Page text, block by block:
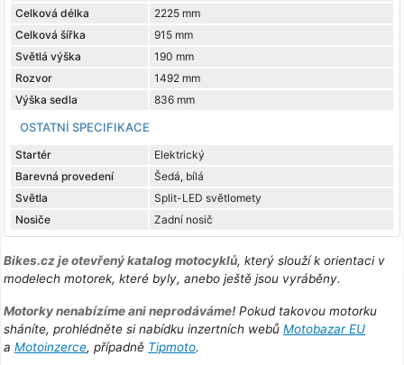
Celková délka
2225 mm
Celková šířka
915 mm
Světlá výška
190 mm
Rozvor
1492 mm
Výška sedla
836 mm
OSTATNÍ SPECIFIKACE
Startér
Elektrický
Barevná provedení
Šedá, bílá
Světla
Split-LED světlomety
Nosiče
Zadní nosič
Bikes.cz je otevřený katalog motocyklů, který slouží k orientaci v
modelech motorek, které byly, anebo ještě jsou vyráběny.
Motorky nenabízíme ani neprodáváme!Pokud takovou motorku
sháníte, prohlédněte si nabídku inzertních webů Motobazar EU
a Motoinzerce, případně Tipmoto.